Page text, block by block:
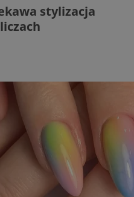
stylizacja